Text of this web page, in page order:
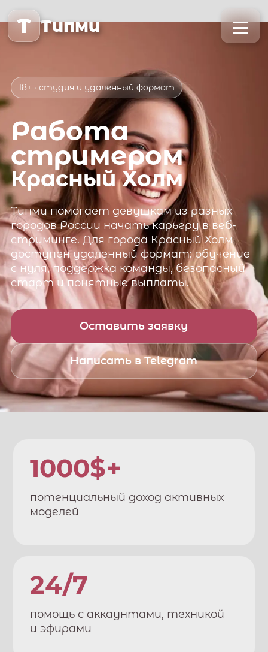
T Типми
18+ · студия и удаленный формат
Работа
стримером
Красный Холм
Типмипомогает девушкам из разных
городов России начать карьеру в веб-
стриминге. Для города Красный Холм
доступен удаленный формат: обучение
с нуля, поддержка команды, безопасный
старт и понятные выплаты.
Оставить заявку
Написать в Telegram
1000$+
потенциальный доход активных
моделей
24/7
помощь с аккаунтами, техникой
и эфирами